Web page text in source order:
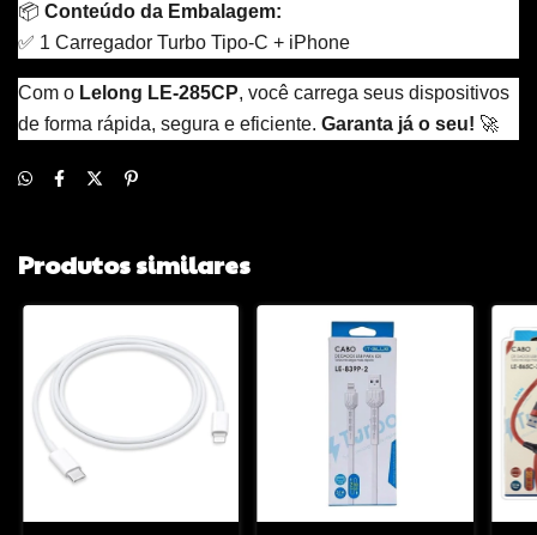
📦 Conteúdo da Embalagem:
✅ 1 Carregador Turbo Tipo-C + iPhone
Com o Lelong LE-285CP, você carrega seus dispositivos
de forma rápida, segura e eficiente. Garanta já o seu! 🚀
Produtos similares